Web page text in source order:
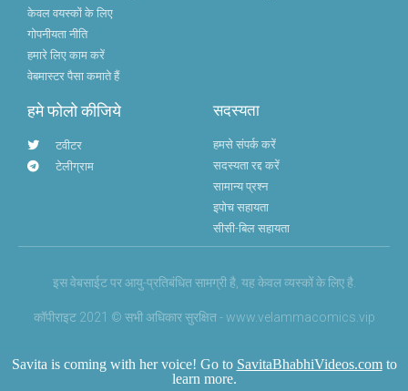
केवल वयस्कों के लिए
गोपनीयता नीति
हमारे लिए काम करें
वेबमास्टर पैसा कमाते हैं
हमे फोलो कीजिये
टवीटर
टेलीग्राम
सदस्यता
हमसे संपर्क करें
सदस्यता रद्द करें
सामान्य प्रश्न
इपोच सहायता
सीसी-बिल सहायता
इस वेबसाईट पर आयु-प्रतिबंधित सामग्री है, यह केवल व्यस्कों के लिए है.
कॉपीराइट 2021 © सभी अधिकार सुरक्षित - www.velammacomics.vip
Savita is coming with her voice! Go to SavitaBhabhiVideos.comto
learn more.